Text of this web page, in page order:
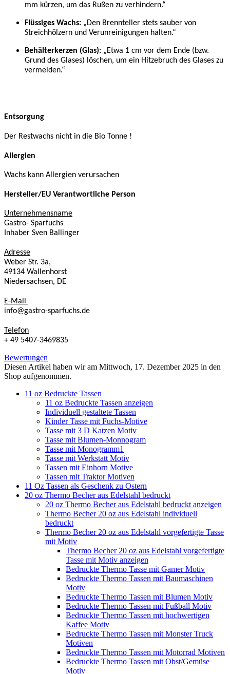
mm kürzen, um das Rußen zu verhindern.“
Flüssiges Wachs: „Den Brennteller stets sauber von
Streichhölzern und Verunreinigungen halten.“
Behälterkerzen (Glas): „Etwa 1 cm vor dem Ende (bzw.
Grund des Glases) löschen, um ein Hitzebruch des Glases zu
vermeiden.“
Entsorgung
Der Restwachs nicht in die Bio Tonne !
Allergien
Wachs kann Allergien verursachen
Hersteller/EU Verantwortliche Person
Unternehmensname
Gastro- Sparfuchs
Inhaber Sven Ballinger
Adresse
Weber Str. 3a,
49134 Wallenhorst
Niedersachsen, DE
E-Mail
info@gastro-sparfuchs.de
Telefon
+ 49 5407-3469835
Bewertungen
Diesen Artikel haben wir am Mittwoch, 17. Dezember 2025 in den
Shop aufgenommen.
11 oz Bedruckte Tassen
11 oz Bedruckte Tassen anzeigen
Individuell gestaltete Tassen
Kinder Tasse mit Fuchs-Motive
Tasse mit 3 D Katzen Motiv
Tasse mit Blumen-Monnogram
Tasse mit Monogramm1
Tasse mit Werkstatt Motiv
Tassen mit Einhorn Motive
Tassen mit Traktor Motiven
11 Oz Tassen als Geschenk zu Ostern
20 oz Thermo Becher aus Edelstahl bedruckt
20 oz Thermo Becher aus Edelstahl bedruckt anzeigen
Thermo Becher 20 oz aus Edelstahl individuell
bedruckt
Thermo Becher 20 oz aus Edelstahl vorgefertigte Tasse
mit Motiv
Thermo Becher 20 oz aus Edelstahl vorgefertigte
Tasse mit Motiv anzeigen
Bedruckte Thermo Tasse mit Gamer Motiv
Bedruckte Thermo Tassen mit Baumaschinen
Motiv
Bedruckte Thermo Tassen mit Blumen Motiv
Bedruckte Thermo Tassen mit Fußball Motiv
Bedruckte Thermo Tassen mit hochwertigen
Kaffee Motiv
Bedruckte Thermo Tassen mit Monster Truck
Motiven
Bedruckte Thermo Tassen mit Motorrad Motiven
Bedruckte Thermo Tassen mit Obst/Gemüse
Motiv